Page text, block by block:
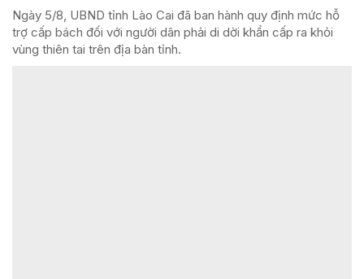
Ngày 5/8, UBND tỉnh Lào Cai đã ban hành quy định mức hỗ
trợ cấp bách đối với người dân phải di dời khẩn cấp ra khỏi
vùng thiên tai trên địa bàn tỉnh.